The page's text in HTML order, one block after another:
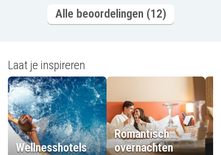
Alle beoordelingen (12)
Laat je inspireren
Wellnesshotels
Romantisch
overnachten